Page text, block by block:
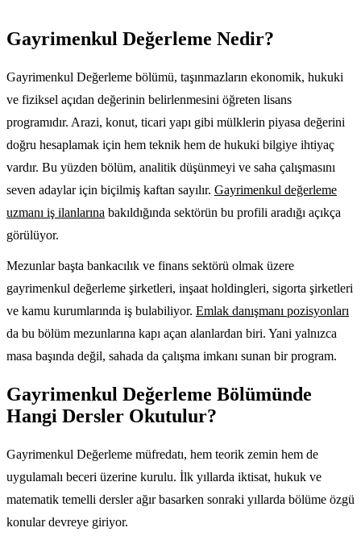
Gayrimenkul Değerleme Nedir?
Gayrimenkul Değerleme bölümü, taşınmazların ekonomik, hukuki
ve fiziksel açıdan değerinin belirlenmesini öğreten lisans
programıdır. Arazi, konut, ticari yapı gibi mülklerin piyasa değerini
doğru hesaplamak için hem teknik hem de hukuki bilgiye ihtiyaç
vardır. Bu yüzden bölüm, analitik düşünmeyi ve saha çalışmasını
seven adaylar için biçilmiş kaftan sayılır. Gayrimenkul değerleme
uzmanı iş ilanlarına bakıldığında sektörün bu profili aradığı açıkça
görülüyor.
Mezunlar başta bankacılık ve finans sektörü olmak üzere
gayrimenkul değerleme şirketleri, inşaat holdingleri, sigorta şirketleri
ve kamu kurumlarında iş bulabiliyor. Emlak danışmanı pozisyonları
da bu bölüm mezunlarına kapı açan alanlardan biri. Yani yalnızca
masa başında değil, sahada da çalışma imkanı sunan bir program.
Gayrimenkul Değerleme Bölümünde
Hangi Dersler Okutulur?
Gayrimenkul Değerleme müfredatı, hem teorik zemin hem de
uygulamalı beceri üzerine kurulu. İlk yıllarda iktisat, hukuk ve
matematik temelli dersler ağır basarken sonraki yıllarda bölüme özgü
konular devreye giriyor.